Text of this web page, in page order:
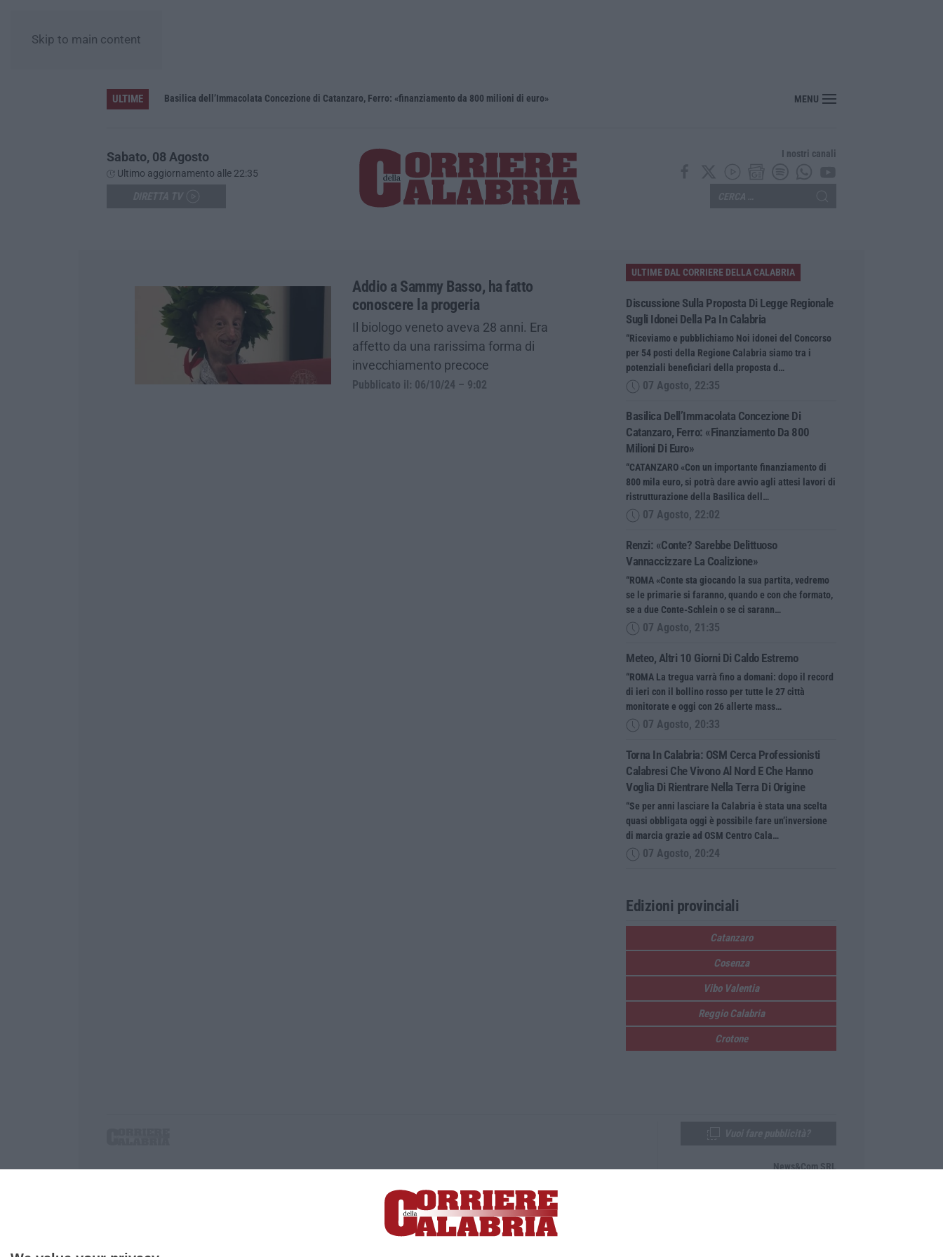
Skip to main content
ULTIME Basilica dell’Immacolata Concezione di Catanzaro, Ferro: «finanziamento da 800 milioni di euro» Renzi: «Conte? Sarebbe delittuoso vannaccizzare la coalizione»
MENU
Sabato, 08 Agosto
Ultimo aggiornamento alle 22:35
I nostri canali
Addio a Sammy Basso, ha fatto
conoscere la progeria
Il biologo veneto aveva 28 anni. Era
affetto da una rarissima forma di
invecchiamento precoce
Pubblicato il: 06/10/24 – 9:02
ULTIME DAL CORRIERE DELLA CALABRIA
Discussione Sulla Proposta Di Legge Regionale
Sugli Idonei Della Pa In Calabria
“Riceviamo e pubblichiamo Noi idonei del Concorso
per 54 posti della Regione Calabria siamo tra i
potenziali beneficiari della proposta d…
07 Agosto, 22:35
Basilica Dell’Immacolata Concezione Di
Catanzaro, Ferro: «finanziamento Da 800
Milioni Di Euro»
“CATANZARO «Con un importante finanziamento di
800 mila euro, si potrà dare avvio agli attesi lavori di
ristrutturazione della Basilica dell…
07 Agosto, 22:02
Renzi: «Conte? Sarebbe Delittuoso
Vannaccizzare La Coalizione»
“ROMA «Conte sta giocando la sua partita, vedremo
se le primarie si faranno, quando e con che formato,
se a due Conte-Schlein o se ci sarann…
07 Agosto, 21:35
Meteo, Altri 10 Giorni Di Caldo Estremo
“ROMA La tregua varrà fino a domani: dopo il record
di ieri con il bollino rosso per tutte le 27 città
monitorate e oggi con 26 allerte mass…
07 Agosto, 20:33
Torna In Calabria: OSM Cerca Professionisti
Calabresi Che Vivono Al Nord E Che Hanno
Voglia Di Rientrare Nella Terra Di Origine
“Se per anni lasciare la Calabria è stata una scelta
quasi obbligata oggi è possibile fare un’inversione
di marcia grazie ad OSM Centro Cala…
07 Agosto, 20:24
Edizioni provinciali
Catanzaro
Cosenza
Vibo Valentia
Reggio Calabria
Crotone
P.IVA. 03199620794, Via del mare 6/G, S.Eufemia, Lamezia Terme (CZ)
Iscrizione tribunale di Lamezia Terme 5/2011 - Direttore responsabile Paola Militano |Privacy
News&Com SRL